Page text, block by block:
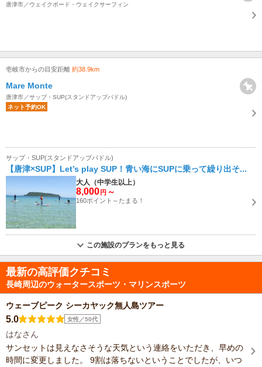
唐津市／ウェイクボード・ウェイクサーフィン
壱岐市からの目安距離 約38.9km
Mare Monte
唐津市／サップ・SUP(スタンドアップパドル)
ネット予約OK
サップ・SUP(スタンドアップパドル)
【唐津×SUP】Let’s play SUP！青い海にSUPに乗って繰り出そ...
大人（中学生以上）
8,000 円 ～
160ポイント～たまる！
この施設のプランをもっと見る
最新の高評価クチコミ
長崎周辺のウォータースポーツ・マリンスポーツ
ウェーブピーク シーカヤック無人島ツアー
5.0 女性／50代
はなさん
サンセットは見えなさそうな天気という連絡をいただき、早めの
時間に変更しました。 9割は落ちないということでしたが、いつ